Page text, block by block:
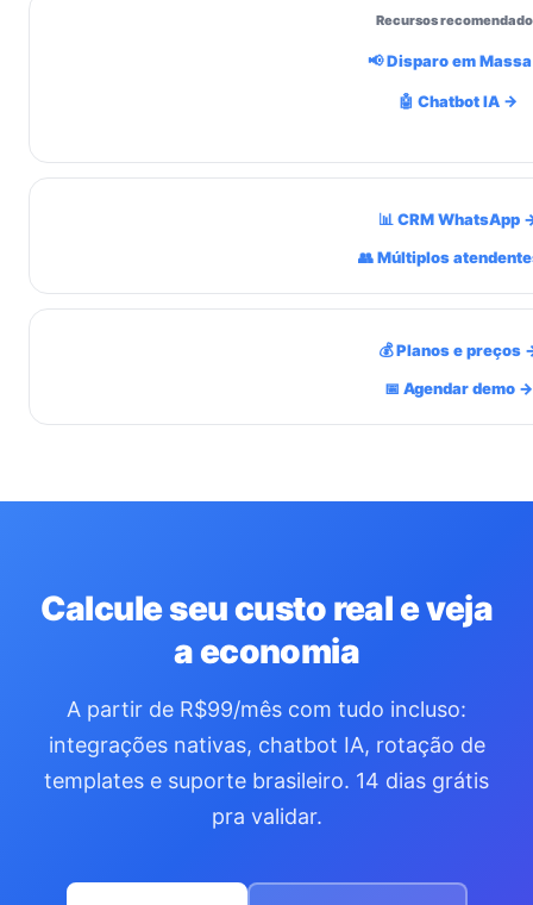
Recursos
📢 Disparo em
🤖 Chatbot IA →
📊 CRM WhatsApp
👥 Múltiplos
💰 Planos e preços
📅 Agendar demo →
Calcule seu custo real e veja
a economia
A partir de R$99/mês com tudo incluso:
integrações nativas, chatbot IA, rotação de
templates e suporte brasileiro. 14 dias grátis
pra validar.